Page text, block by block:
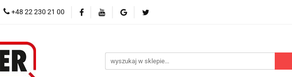
+48 22 230 21 00
Menu Piloty i odbiorniki Akcesoria
Blog Promocje Polecamy Nowości